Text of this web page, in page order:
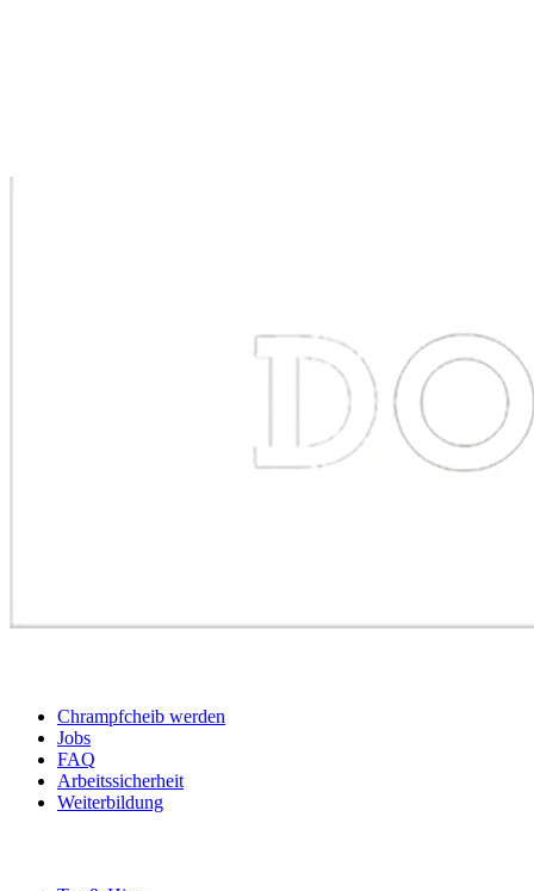
Chrampfcheib werden
Jobs
FAQ
Arbeitssicherheit
Weiterbildung